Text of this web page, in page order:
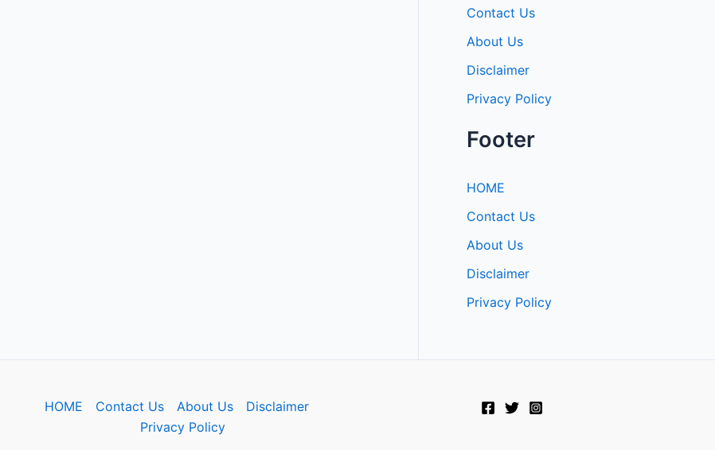
Contact Us
About Us
Disclaimer
Privacy Policy
Footer
HOME
Contact Us
About Us
Disclaimer
Privacy Policy
HOME Contact Us About Us
Disclaimer
Privacy Policy